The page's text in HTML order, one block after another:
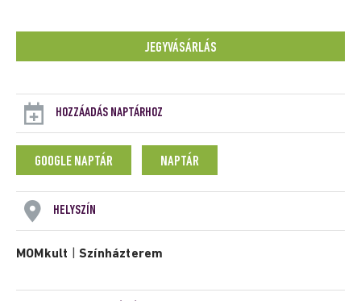
JEGYVÁSÁRLÁS
HOZZÁADÁS NAPTÁRHOZ
GOOGLE NAPTÁR NAPTÁR
HELYSZÍN
MOMkult |Színházterem